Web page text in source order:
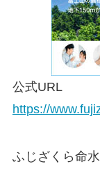
公式URL
https://
ふじざくら命